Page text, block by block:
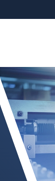
5200-TH